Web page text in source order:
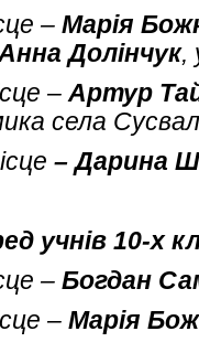
– Марія
Долінчук,
– Артур
села
– Дарина
учнів 10-х
– Богдан
– Марія